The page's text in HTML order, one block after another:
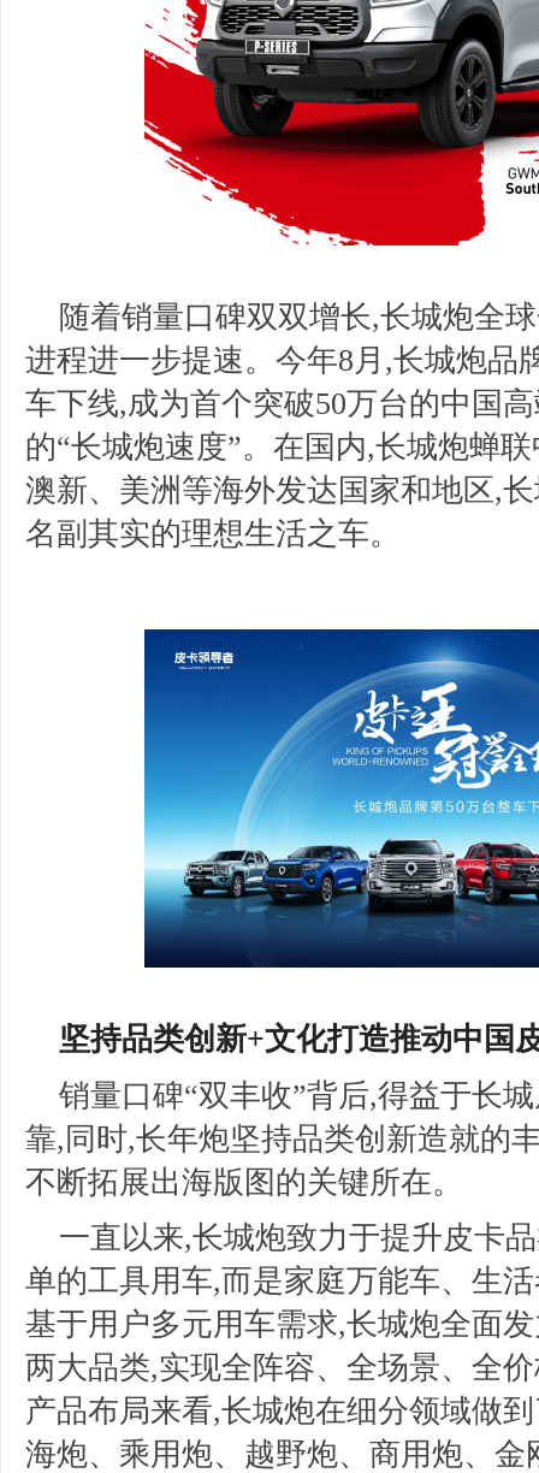
随着销量口碑双双增长,长城炮全
进程进一步提速。今年8月,长城炮品
车下线,成为首个突破50万台的中国
的“长城炮速度”。在国内,长城炮蝉
澳新、美洲等海外发达国家和地区,
名副其实的理想生活之车。
坚持品类创新+文化打造推动中国
销量口碑“双丰收”背后,得益于长
靠,同时,长年炮坚持品类创新造就的
不断拓展出海版图的关键所在。
一直以来,长城炮致力于提升皮卡
单的工具用车,而是家庭万能车、生
基于用户多元用车需求,长城炮全面
两大品类,实现全阵容、全场景、全
产品布局来看,长城炮在细分领域做
海炮、乘用炮、越野炮、商用炮、